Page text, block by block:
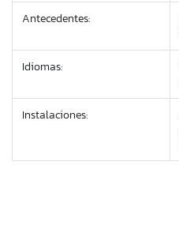
Antecedentes:
Idiomas:
Instalaciones: